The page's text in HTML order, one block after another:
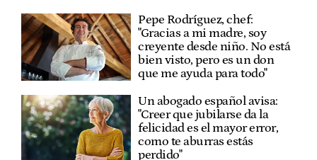
Pepe Rodríguez, chef:
"Gracias a mi madre, soy
creyente desde niño. No está
bien visto, pero es un don
que me ayuda para todo"
Un abogado español avisa:
"Creer que jubilarse da la
felicidad es el mayor error,
como te aburras estás
perdido"